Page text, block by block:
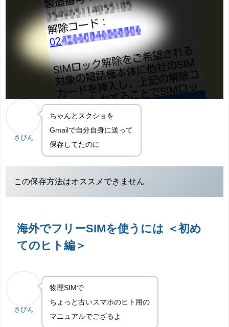
さびん
ちゃんとスクショを
Gmailで自分自身に送って
保存してたのに
この保存方法はオススメできません
海外でフリーSIMを使うには ＜初め
てのヒト編＞
さびん
物理SIMで
ちょっと古いスマホのヒト用の
マニュアルでござるよ